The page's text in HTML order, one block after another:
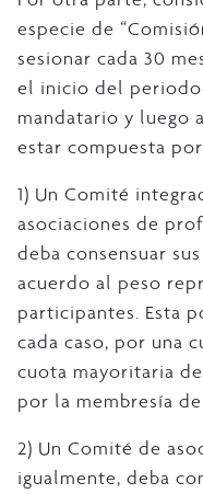
especie de
sesionar cada 30
el inicio del
mandatario y luego
estar compuesta
1) Un Comité
asociaciones de
deba consensuar
acuerdo al peso
participantes. Esta
cada caso, por una
cuota mayoritaria
por la membresía
2) Un Comité de
igualmente, deba